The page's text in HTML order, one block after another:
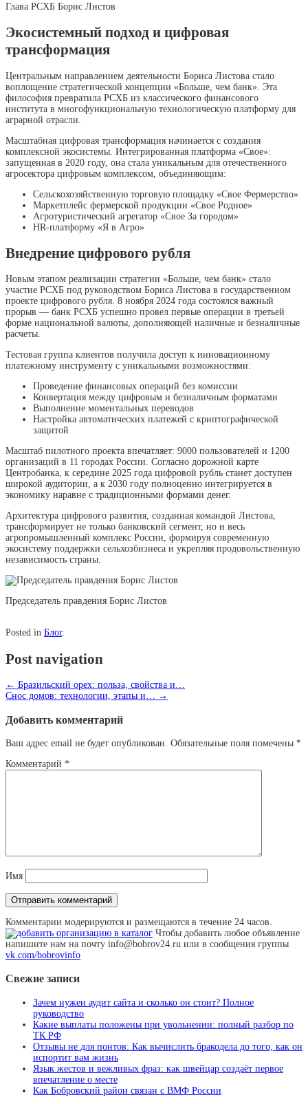
Глава РСХБ Борис Листов
Экосистемный подход и цифровая
трансформация
Центральным направлением деятельности Бориса Листова стало
воплощение стратегической концепции «Больше, чем банк». Эта
философия превратила РСХБ из классического финансового
института в многофункциональную технологическую платформу для
аграрной отрасли.
Масштабная цифровая трансформация начинается с создания
комплексной экосистемы. Интегрированная платформа «Свое»:
запущенная в 2020 году, она стала уникальным для отечественного
агросектора цифровым комплексом, объединяющим:
Сельскохозяйственную торговую площадку «Свое Фермерство»
Маркетплейс фермерской продукции «Свое Родное»
Агротуристический агрегатор «Свое За городом»
HR-платформу «Я в Агро»
Внедрение цифрового рубля
Новым этапом реализации стратегии «Больше, чем банк» стало
участие РСХБ под руководством Бориса Листова в государственном
проекте цифрового рубля. 8 ноября 2024 года состоялся важный
прорыв — банк РСХБ успешно провел первые операции в третьей
форме национальной валюты, дополняющей наличные и безналичные
расчеты.
Тестовая группа клиентов получила доступ к инновационному
платежному инструменту с уникальными возможностями:
Проведение финансовых операций без комиссии
Конвертация между цифровым и безналичным форматами
Выполнение моментальных переводов
Настройка автоматических платежей с криптографической
защитой
Масштаб пилотного проекта впечатляет: 9000 пользователей и 1200
организаций в 11 городах России. Согласно дорожной карте
Центробанка, к середине 2025 года цифровой рубль станет доступен
широкой аудитории, а к 2030 году полноценно интегрируется в
экономику наравне с традиционными формами денег.
Архитектура цифрового развития, созданная командой Листова,
трансформирует не только банковский сегмент, но и весь
агропромышленный комплекс России, формируя современную
экосистему поддержки сельхозбизнеса и укрепляя продовольственную
независимость страны.
Председатель правдения Борис Листов
Posted in Блог.
Post navigation
← Бразильский орех: польза, свойства и…
Снос домов: технологии, этапы и… →
Добавить комментарий
Ваш адрес email не будет опубликован. Обязательные поля помечены *
Комментарий *
Имя
Комментарии модерируются и размещаются в течение 24 часов.
Чтобы добавить любое объявление
напишите нам на почту info@bobrov24.ru или в сообщения группы
vk.com/bobrovinfo
Свежие записи
Зачем нужен аудит сайта и сколько он стоит? Полное
руководство
Какие выплаты положены при увольнении: полный разбор по
ТК РФ
Отзывы не для понтов: Как вычислить бракодела до того, как он
испортит вам жизнь
Язык жестов и вежливых фраз: как швейцар создаёт первое
впечатление о месте
Как Бобровский район связан с ВМФ России